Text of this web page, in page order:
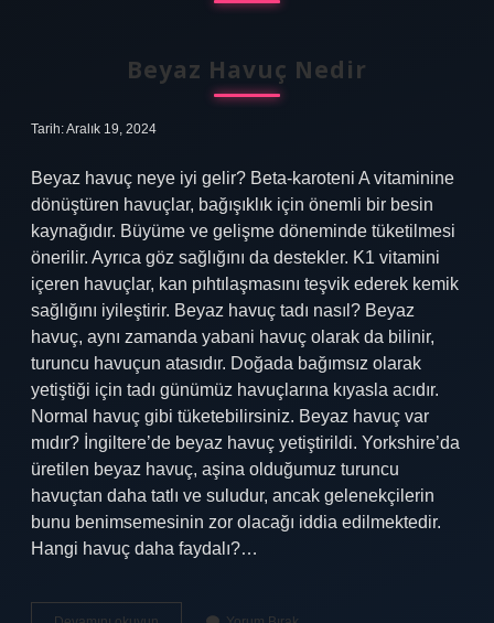
Beyaz Havuç Nedir
Tarih: Aralık 19, 2024
Beyaz havuç neye iyi gelir? Beta-karoteni A vitaminine
dönüştüren havuçlar, bağışıklık için önemli bir besin
kaynağıdır. Büyüme ve gelişme döneminde tüketilmesi
önerilir. Ayrıca göz sağlığını da destekler. K1 vitamini
içeren havuçlar, kan pıhtılaşmasını teşvik ederek kemik
sağlığını iyileştirir. Beyaz havuç tadı nasıl? Beyaz
havuç, aynı zamanda yabani havuç olarak da bilinir,
turuncu havuçun atasıdır. Doğada bağımsız olarak
yetiştiği için tadı günümüz havuçlarına kıyasla acıdır.
Normal havuç gibi tüketebilirsiniz. Beyaz havuç var
mıdır? İngiltere’de beyaz havuç yetiştirildi. Yorkshire’da
üretilen beyaz havuç, aşina olduğumuz turuncu
havuçtan daha tatlı ve suludur, ancak gelenekçilerin
bunu benimsemesinin zor olacağı iddia edilmektedir.
Hangi havuç daha faydalı?…